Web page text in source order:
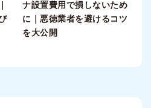
ナ設置費用で損しないため
に｜悪徳業者を避けるコツ
を大公開